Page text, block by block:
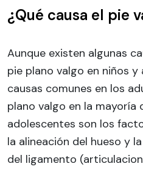
¿Qué causa el pie
Aunque existen algunas
pie plano valgo en niños
causas comunes en los
plano valgo en la mayoría
adolescentes son los
la alineación del hueso y
del ligamento